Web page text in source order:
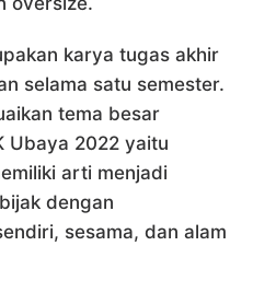
karya tugas akhir
selama satu semester.
tema besar
Ubaya 2022 yaitu
arti menjadi
dengan
sesama, dan alam